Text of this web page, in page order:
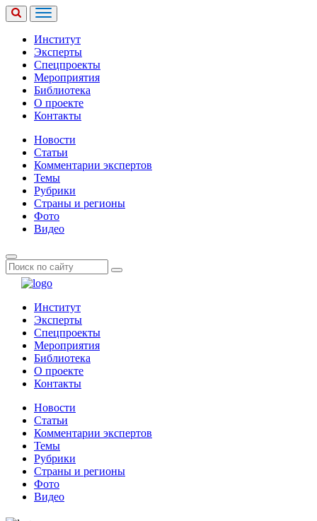
Институт
Эксперты
Спецпроекты
Мероприятия
Библиотека
О проекте
Контакты
Новости
Статьи
Комментарии экспертов
Темы
Рубрики
Страны и регионы
Фото
Видео
Институт
Эксперты
Спецпроекты
Мероприятия
Библиотека
О проекте
Контакты
Новости
Статьи
Комментарии экспертов
Темы
Рубрики
Страны и регионы
Фото
Видео